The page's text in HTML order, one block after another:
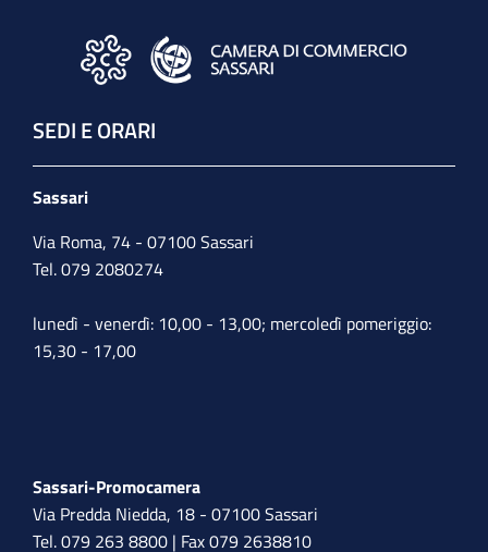
SEDI E ORARI
Sassari
Via Roma, 74 - 07100 Sassari
Tel. 079 2080274
lunedì - venerdì: 10,00 - 13,00; mercoledì pomeriggio:
15,30 - 17,00
Sassari-Promocamera
Via Predda Niedda, 18 - 07100 Sassari
Tel. 079 263 8800 | Fax 079 2638810